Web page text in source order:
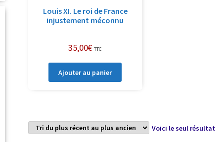
Louis XI. Le roi de France
injustement méconnu
35,00€ TTC
Ajouter au panier
Voici le seul résultat